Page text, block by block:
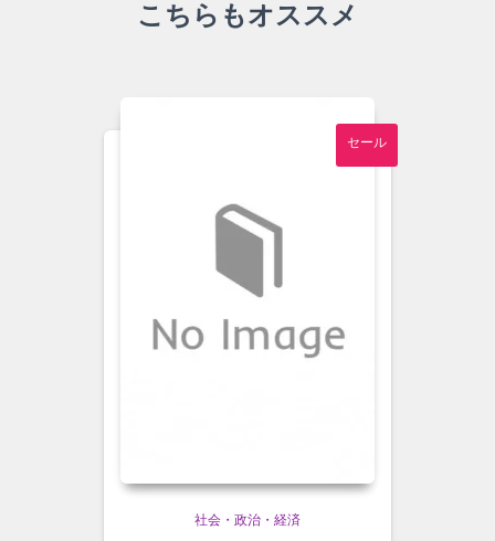
こちらもオススメ
セール
社会・政治・経済